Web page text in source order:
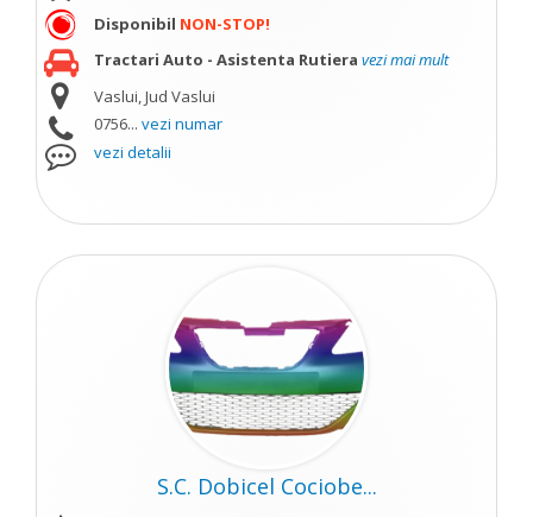
Disponibil NON-STOP!
Tractari Auto - Asistenta Rutiera vezi mai mult
Vaslui, Jud Vaslui
0756... vezi numar
vezi detalii
S.C. Dobicel Cociobe...